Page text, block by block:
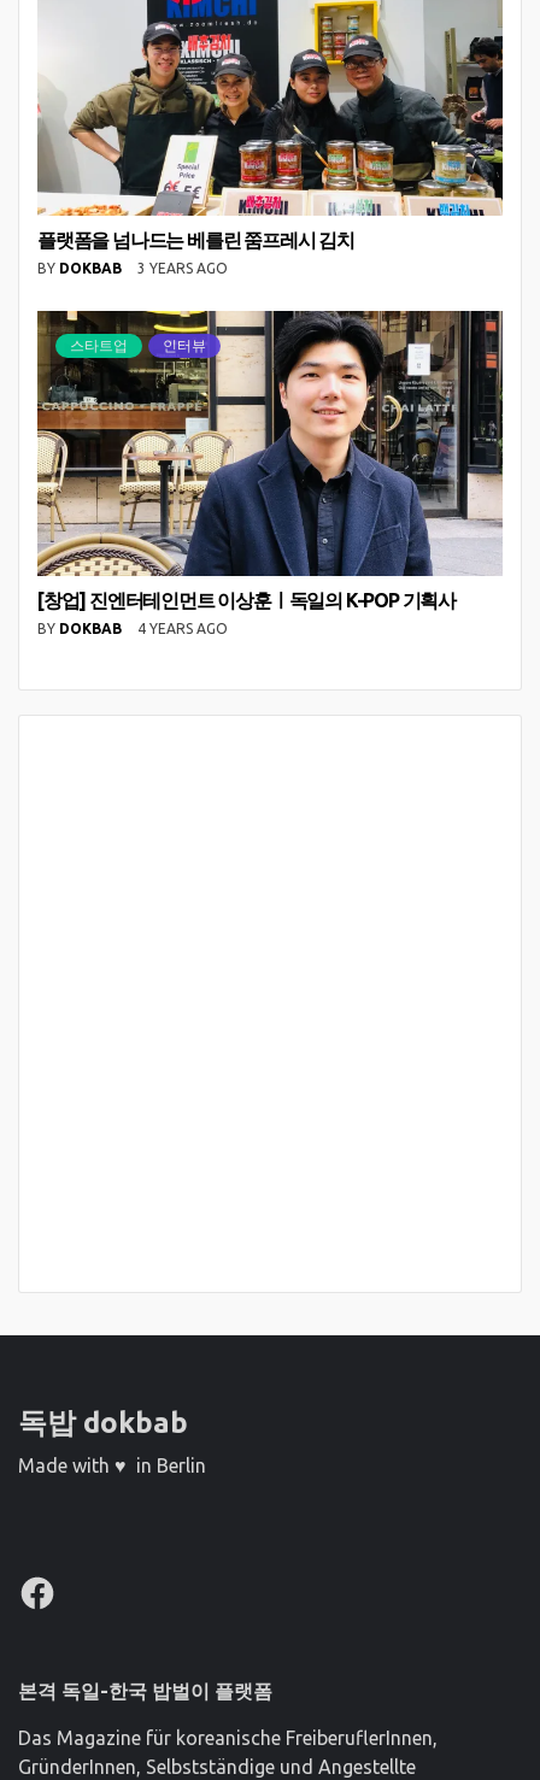
플랫폼을 넘나드는 베를린 쭘프레시 김치
BY DOKBAB 3 YEARS AGO
스타트업 인터뷰
[창업] 진엔터테인먼트 이상훈ㅣ독일의 K-POP 기획사
BY DOKBAB 4 YEARS AGO
독밥 dokbab
Made with ♥ in Berlin
Facebook
본격 독일-한국 밥벌이 플랫폼
Das Magazine für koreanische FreiberuflerInnen,
GründerInnen, Selbstständige und Angestellte